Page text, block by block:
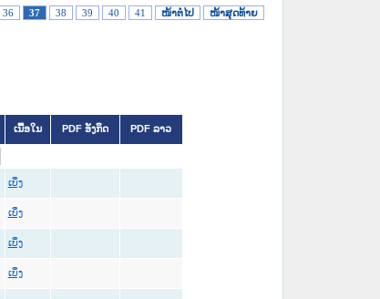
36 37 38 39 40 41 ໜ້າຕໍ່ໄປ ໜ້າສຸດທ້າຍ
ເນື້ອໃນ PDF ອັງກິດ PDF ລາວ
ເບິ່ງ
ເບິ່ງ
ເບິ່ງ
ເບິ່ງ